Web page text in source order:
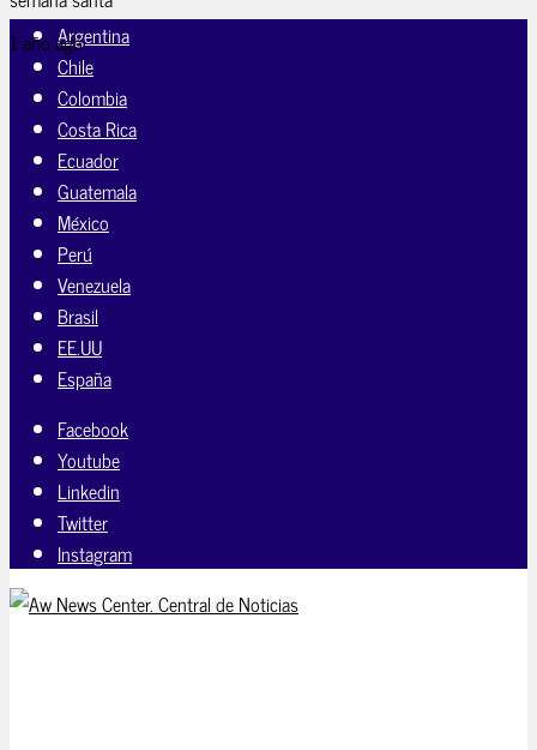
Argentina
Chile
Colombia
Costa Rica
Ecuador
Guatemala
México
Perú
Venezuela
Brasil
EE.UU
España
Facebook
Youtube
Linkedin
Twitter
Instagram
1 año ago